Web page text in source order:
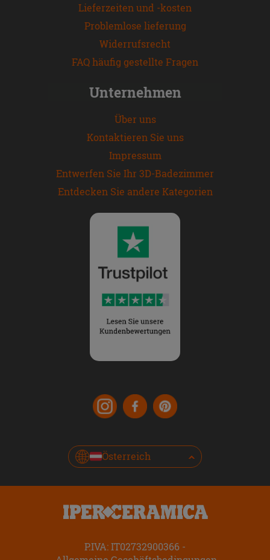
Lieferzeiten und -kosten
Problemlose lieferung
Widerrufsrecht
FAQ häufig gestellte Fragen
Unternehmen
Über uns
Kontaktieren Sie uns
Impressum
Entwerfen Sie Ihr 3D-Badezimmer
Entdecken Sie andere Kategorien
Österreich
P.IVA: IT02732900366